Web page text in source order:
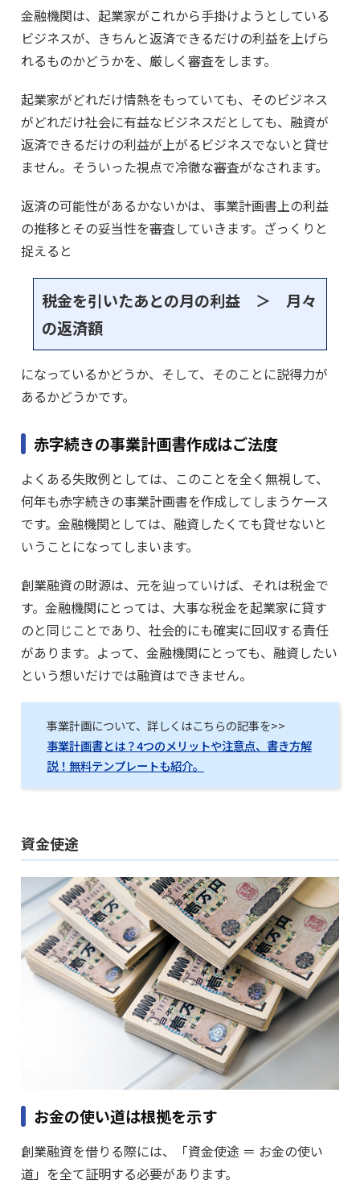
金融機関は、起業家がこれから手掛けようとしている
ビジネスが、きちんと返済できるだけの利益を上げら
れるものかどうかを、厳しく審査をします。
起業家がどれだけ情熱をもっていても、そのビジネス
がどれだけ社会に有益なビジネスだとしても、融資が
返済できるだけの利益が上がるビジネスでないと貸せ
ません。そういった視点で冷徹な審査がなされます。
返済の可能性があるかないかは、事業計画書上の利益
の推移とその妥当性を審査していきます。ざっくりと
捉えると
税金を引いたあとの月の利益 ＞ 月々
の返済額
になっているかどうか、そして、そのことに説得力が
あるかどうかです。
赤字続きの事業計画書作成はご法度
よくある失敗例としては、このことを全く無視して、
何年も赤字続きの事業計画書を作成してしまうケース
です。金融機関としては、融資したくても貸せないと
いうことになってしまいます。
創業融資の財源は、元を辿っていけば、それは税金で
す。金融機関にとっては、大事な税金を起業家に貸す
のと同じことであり、社会的にも確実に回収する責任
があります。よって、金融機関にとっても、融資したい
という想いだけでは融資はできません。
事業計画について、詳しくはこちらの記事を>>
事業計画書とは？4つのメリットや注意点、書き方解
説！無料テンプレートも紹介。
資金使途
お金の使い道は根拠を示す
創業融資を借りる際には、「資金使途 ＝ お金の使い
道」を全て証明する必要があります。